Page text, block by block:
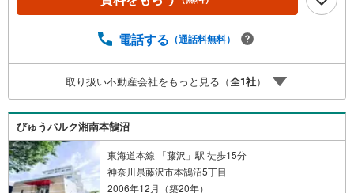
「どんな人生を送りたいか」を考える大切なプロセスで
趣のある古民家など、さまざまな魅力的な物件がありま
なご提案をいたします。「週末だけでも海のそばで過ごし
たい」「将来的に移住を考えている」「理想の住まいを見
つけたい」-- そんな思いをお持ちの方は、ぜひ私たちにご
相談ください。逗子・葉山の魅力を知り尽くしたプロとし
て、皆さまの新しい暮らしの第一歩を全力でサポートいた
します。どうぞお気軽にお問い合わせください。
電話する （通話料無料）
取り扱い不動産会社をもっと見る（全1社）
びゅうパルク湘南本鵠沼
東海道本線 「藤沢」駅 徒歩15分
神奈川県藤沢市本鵠沼5丁目
2006年12月（築20年）